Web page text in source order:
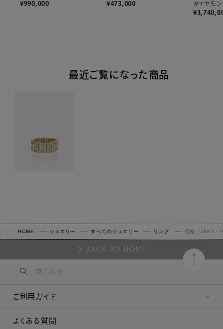
¥990,000 ¥473,000
ダイヤモン
¥
最近ご覧になった商品
HOME ジュエリー すべてのジュエリー リング 指輪〈18KY・
BACK TO HOME
ご利用ガイド
よくある質問